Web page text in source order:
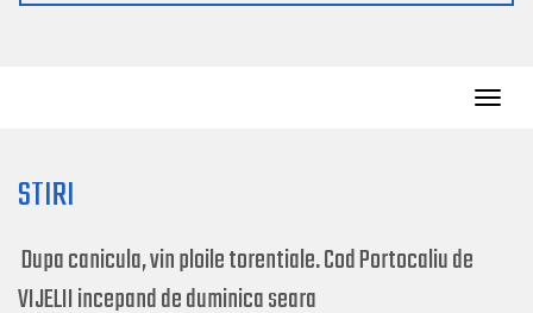
STIRI
Dupa canicula, vin ploile torentiale. Cod Portocaliu de
VIJELII incepand de duminica seara